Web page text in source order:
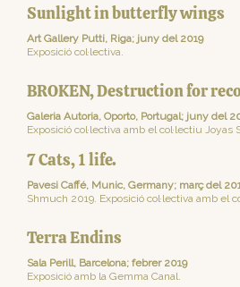
Sunlight in butterfly wings
Art Gallery Putti, Riga; juny del 2019
Exposició col·lectiva.
BROKEN, Destruction for
Galeria Autoria, Oporto, Portugal; juny del
Exposició col·lectiva amb el col·lectiu Joyas
7 Cats, 1 life.
Pavesi Caffé, Munic, Germany; març del
Shmuch 2019. Exposició col·lectiva amb el
Terra Endins
Sala Perill, Barcelona; febrer 2019
Exposició amb la Gemma Canal.